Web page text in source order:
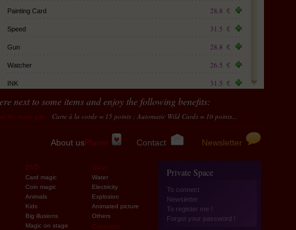
Painting Card 28.8 €
Speed 31.5 €
Gun 28.8 €
Watcher 26.5 €
INK 31.5 €
Mirage
Mc Sandwich 22.5 €
Print Card 28.8
Matrix 2 26.5
SwitchBox
next to some items and enjoy the following benefits:
gifts Carte à la corde = 15 points ; Automatic Wild Cards = 10 points... Transform them in money
About usPlanet Contact Newsletter
DVD
Card magic
Coin magic
Animals
Kids
Big illusions
Magic on stage
Gags
Water
Electricity
Explosion
Animated picture
Others
Costumes
Private Space
To connect
Newsletter
To register me !
Forgot your password !